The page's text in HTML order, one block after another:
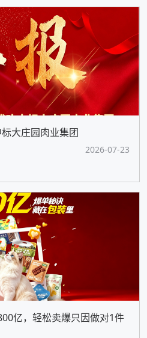
大庄园肉业集团
2026-07-23
亿，轻松卖爆只因做对1件